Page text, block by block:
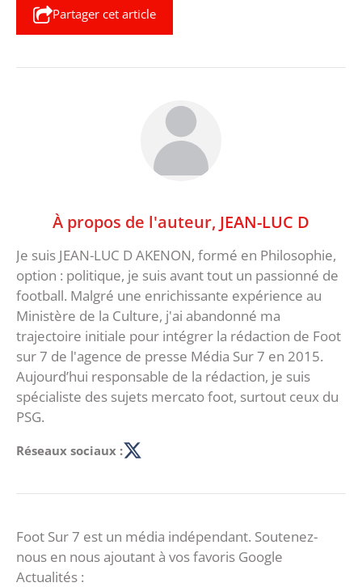
Partager cet article
À propos de l'auteur, JEAN-LUC D
Je suis JEAN-LUC D AKENON, formé en Philosophie,
option : politique, je suis avant tout un passionné de
football. Malgré une enrichissante expérience au
Ministère de la Culture, j'ai abandonné ma
trajectoire initiale pour intégrer la rédaction de Foot
sur 7 de l'agence de presse Média Sur 7 en 2015.
Aujourd’hui responsable de la rédaction, je suis
spécialiste des sujets mercato foot, surtout ceux du
PSG.
Réseaux sociaux :
Foot Sur 7 est un média indépendant. Soutenez-
nous en nous ajoutant à vos favoris Google
Actualités :